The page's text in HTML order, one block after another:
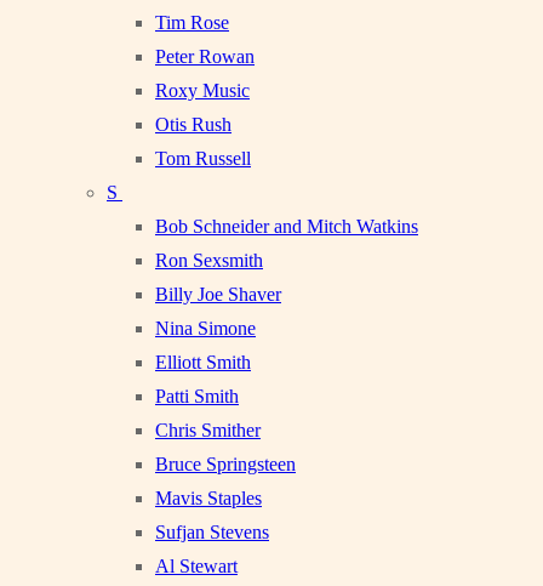
Tim Rose
Peter Rowan
Roxy Music
Otis Rush
Tom Russell
S
Bob Schneider and Mitch Watkins
Ron Sexsmith
Billy Joe Shaver
Nina Simone
Elliott Smith
Patti Smith
Chris Smither
Bruce Springsteen
Mavis Staples
Sufjan Stevens
Al Stewart